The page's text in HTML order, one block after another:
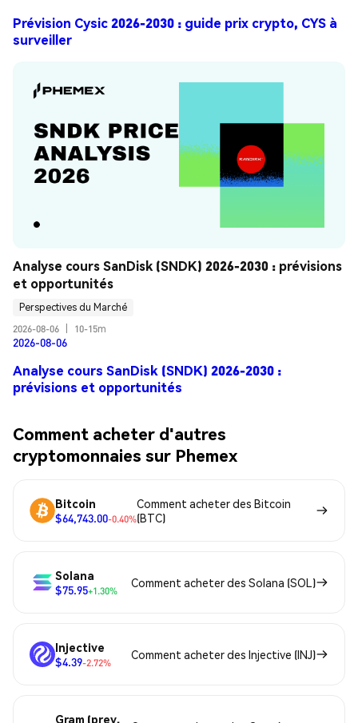
Prévision Cysic 2026-2030 : guide prix crypto, CYS à
surveiller
Analyse cours SanDisk (SNDK) 2026-2030 : prévisions
et opportunités
Perspectives du Marché
2026-08-06
10-15m
2026-08-06
Analyse cours SanDisk (SNDK) 2026-2030 :
prévisions et opportunités
Comment acheter d'autres
cryptomonnaies sur Phemex
Bitcoin
$64,743.00-0.40%
Comment acheter des Bitcoin
(BTC)
Solana
$75.95+1.30%
Comment acheter des Solana (SOL)
Injective
$4.39-2.72%
Comment acheter des Injective (INJ)
Gram (prev.